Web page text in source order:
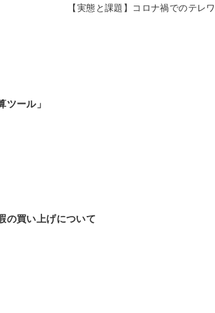
【実態と課題】コロナ禍でのテレ
ツール」
の買い上げについて